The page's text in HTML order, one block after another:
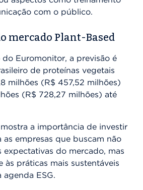
com o público.
mercado Plant-Based
Euromonitor, a previsão é
de proteínas vegetais
milhões (R$ 457,52 milhões)
(R$ 728,27 milhões) até
a importância de investir
as empresas que buscam não
expectativas do mercado, mas
às práticas mais sustentáveis
agenda ESG.